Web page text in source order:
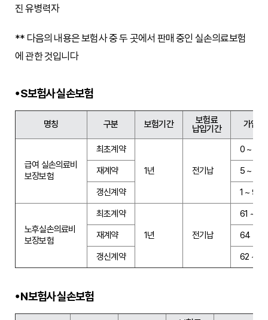
진 유병력자
** 다음의 내용은 보험사 중 두 곳에서 판매 중인 실손의료보험
에 관한 것입니다
S보험사 실손보험
명칭 구분 보험기간
보험료
납입기간
가입나
급여 실손의료비
보장보험
최초계약
1년
전기납
0 ~ 60
재계약
5 ~ 99
갱신계약
1 ~ 99
노후실손의료비
보장보험
최초계약
1년
전기납
61 ~ 75
재계약
64 ~
갱신계약
62 ~
N보험사 실손보험